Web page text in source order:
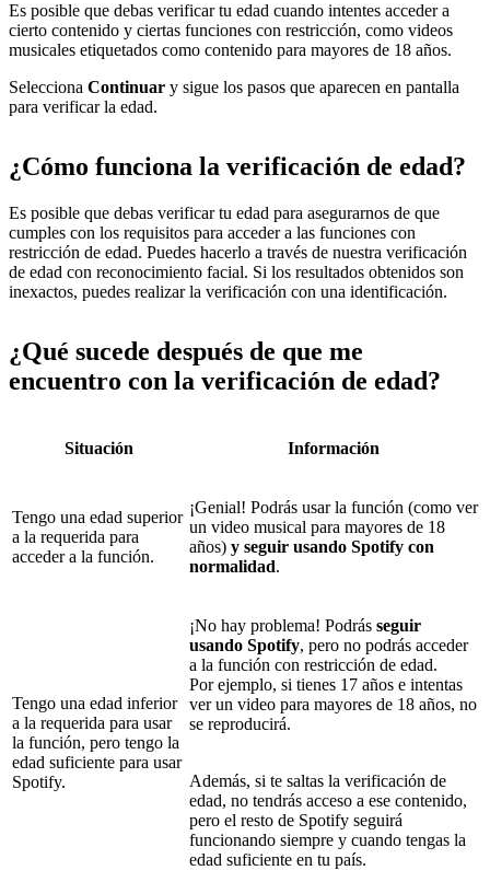
Es posible que debas verificar tu edad cuando intentes acceder a
cierto contenido y ciertas funciones con restricción, como videos
musicales etiquetados como contenido para mayores de 18 años.
Selecciona Continuar y sigue los pasos que aparecen en pantalla
para verificar la edad.
¿Cómo funciona la verificación de edad?
Es posible que debas verificar tu edad para asegurarnos de que
cumples con los requisitos para acceder a las funciones con
restricción de edad. Puedes hacerlo a través de nuestra verificación
de edad con reconocimiento facial. Si los resultados obtenidos son
inexactos, puedes realizar la verificación con una identificación.
¿Qué sucede después de que me
encuentro con la verificación de edad?
Situación Información
Tengo una edad superior
a la requerida para
acceder a la función.
¡Genial! Podrás usar la función (como ver
un video musical para mayores de 18
años) y seguir usando Spotify con
normalidad.
Tengo una edad inferior
a la requerida para usar
la función, pero tengo la
edad suficiente para usar
Spotify.
¡No hay problema! Podrás seguir
usando Spotify, pero no podrás acceder
a la función con restricción de edad.
Por ejemplo, si tienes 17 años e intentas
ver un video para mayores de 18 años, no
se reproducirá.
Además, si te saltas la verificación de
edad, no tendrás acceso a ese contenido,
pero el resto de Spotify seguirá
funcionando siempre y cuando tengas la
edad suficiente en tu país.